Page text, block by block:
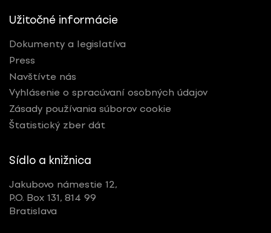
Užitočné informácie
Dokumenty a legislatíva
Press
Navštívte nás
Vyhlásenie o spracúvaní osobných údajov
Zásady používania súborov cookie
Štatistický zber dát
Sídlo a knižnica
Jakubovo námestie 12,
P.O. Box 131, 814 99
Bratislava